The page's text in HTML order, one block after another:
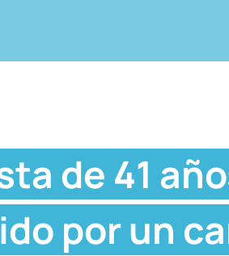
de 41
por un